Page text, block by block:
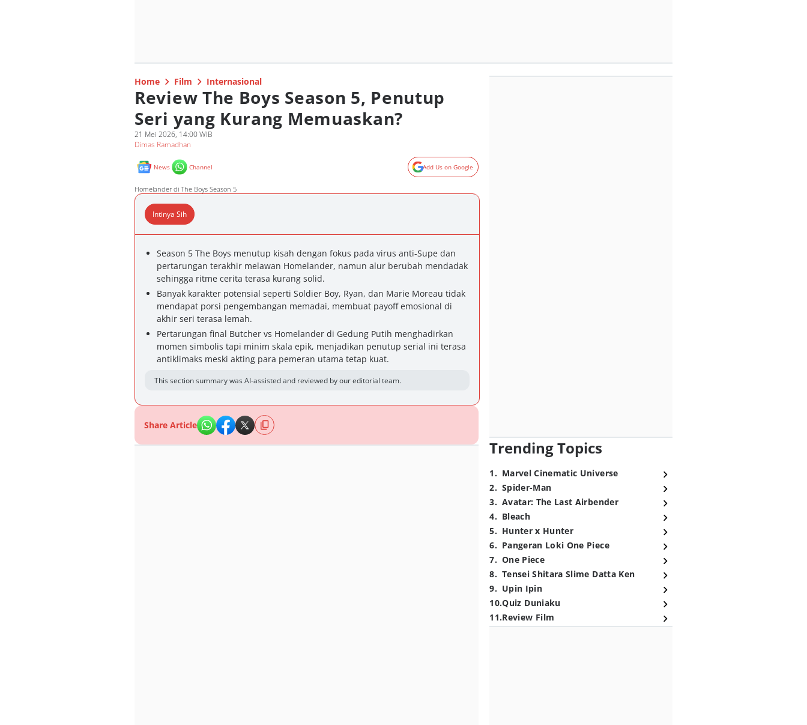
Home Film Internasional
Review The Boys Season 5, Penutup
Seri yang Kurang Memuaskan?
21 Mei 2026, 14:00 WIB
Dimas Ramadhan
News Channel Add Us on Google
Homelander di The Boys Season 5
Intinya Sih
Season 5 The Boys menutup kisah dengan fokus pada virus anti-Supe dan
pertarungan terakhir melawan Homelander, namun alur berubah mendadak
sehingga ritme cerita terasa kurang solid.
Banyak karakter potensial seperti Soldier Boy, Ryan, dan Marie Moreau tidak
mendapat porsi pengembangan memadai, membuat payoff emosional di
akhir seri terasa lemah.
Pertarungan final Butcher vs Homelander di Gedung Putih menghadirkan
momen simbolis tapi minim skala epik, menjadikan penutup serial ini terasa
antiklimaks meski akting para pemeran utama tetap kuat.
This section summary was AI-assisted and reviewed by our editorial team.
Share Article
Trending Topics
1. Marvel Cinematic Universe
2. Spider-Man
3. Avatar: The Last Airbender
4. Bleach
5. Hunter x Hunter
6. Pangeran Loki One Piece
7. One Piece
8. Tensei Shitara Slime Datta Ken
9. Upin Ipin
10.Quiz Duniaku
11.Review Film